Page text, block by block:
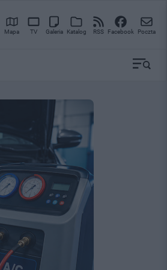
Mapa TV Galeria Katalog RSS Facebook Poczta